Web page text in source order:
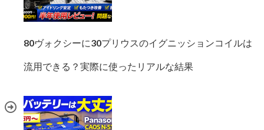
80ヴォクシーに30プリウスのイグニッションコイルは
流用できる？実際に使ったリアルな結果